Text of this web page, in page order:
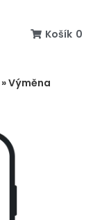
Košík 0
»Výměna